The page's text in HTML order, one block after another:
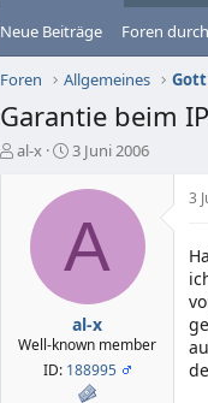
Neue Beiträge Foren
Foren Allgemeines
Garantie beim
E
al-x
E
s
e
l
t
a
m
3 Juni 2006
A
al-x
Well-known member
ID: 188995
3